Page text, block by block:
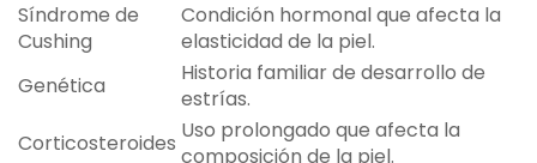
Síndrome de
Cushing
Condición hormonal que afecta la
elasticidad de la piel.
Genética
Historia familiar de desarrollo de
estrías.
Corticosteroides Uso prolongado que afecta la
composición de la piel.